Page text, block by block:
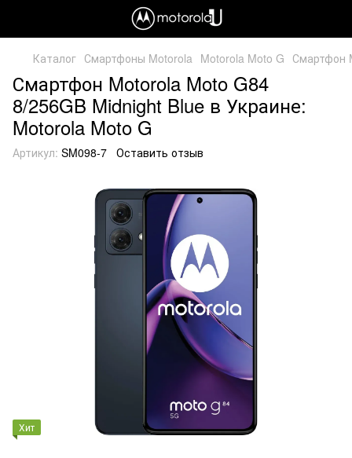
Каталог Смартфоны Motorola Motorola Moto G Смартфон
Смартфон Motorola Moto G84
8/256GB Midnight Blue в Украине:
Motorola Moto G
Артикул: SM098-7 Оставить отзыв
Хит